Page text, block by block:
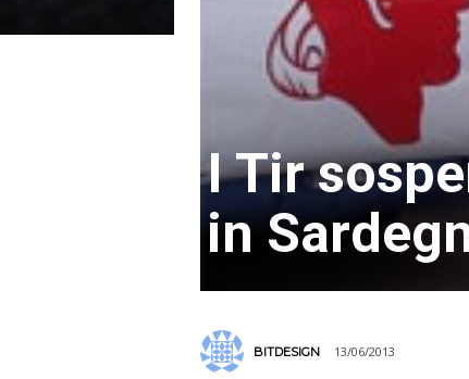
I Tir
in
BITDESIGN 13/06/2013